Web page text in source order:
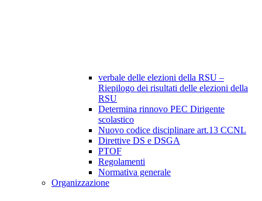
verbale delle elezioni della RSU –
Riepilogo dei risultati delle elezioni della
RSU
Determina rinnovo PEC Dirigente
scolastico
Nuovo codice disciplinare art.13 CCNL
Direttive DS e DSGA
PTOF
Regolamenti
Normativa generale
Organizzazione